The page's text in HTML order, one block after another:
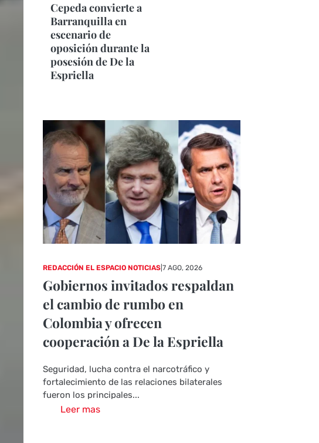
Cepeda convierte a
Barranquilla en
escenario de
oposición durante la
posesión de De la
Espriella
REDACCIÓN EL ESPACIO NOTICIAS| 7 AGO, 2026
Gobiernos invitados respaldan
el cambio de rumbo en
Colombia y ofrecen
cooperación a De la Espriella
Seguridad, lucha contra el narcotráfico y
fortalecimiento de las relaciones bilaterales
fueron los principales...
Leer mas